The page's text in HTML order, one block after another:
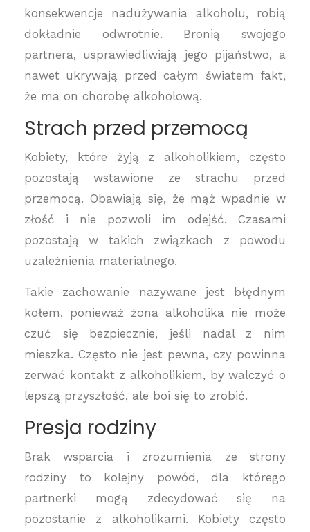
konsekwencje nadużywania alkoholu, robią
dokładnie odwrotnie. Bronią swojego
partnera, usprawiedliwiają jego pijaństwo, a
nawet ukrywają przed całym światem fakt,
że ma on chorobę alkoholową.
Strach przed przemocą
Kobiety, które żyją z alkoholikiem, często
pozostają wstawione ze strachu przed
przemocą. Obawiają się, że mąż wpadnie w
złość i nie pozwoli im odejść. Czasami
pozostają w takich związkach z powodu
uzależnienia materialnego.
Takie zachowanie nazywane jest błędnym
kołem, ponieważ żona alkoholika nie może
czuć się bezpiecznie, jeśli nadal z nim
mieszka. Często nie jest pewna, czy powinna
zerwać kontakt z alkoholikiem, by walczyć o
lepszą przyszłość, ale boi się to zrobić.
Presja rodziny
Brak wsparcia i zrozumienia ze strony
rodziny to kolejny powód, dla którego
partnerki mogą zdecydować się na
pozostanie z alkoholikami. Kobiety często